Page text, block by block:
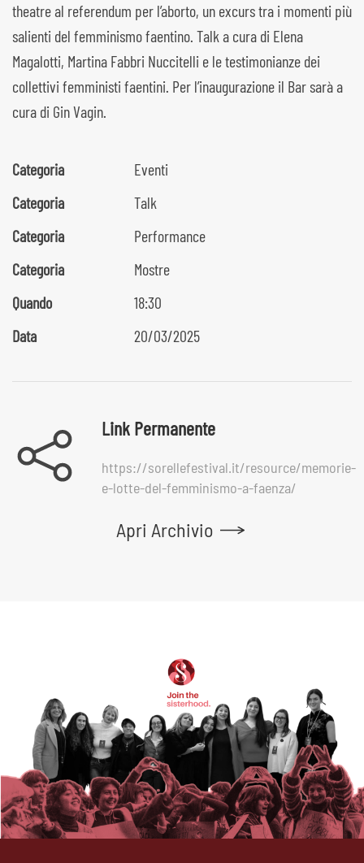
theatre al referendum per l’aborto, un excurs tra i momenti più
salienti del femminismo faentino. Talk a cura di Elena
Magalotti, Martina Fabbri Nuccitelli e le testimonianze dei
collettivi femministi faentini. Per l’inaugurazione il Bar sarà a
cura di Gin Vagin.
Categoria
Eventi
Categoria
Talk
Categoria
Performance
Categoria
Mostre
Quando
18:30
Data
20/03/2025
Link Permanente
https://sorellefestival.it/resource/memorie-
e-lotte-del-femminismo-a-faenza/
Apri Archivio